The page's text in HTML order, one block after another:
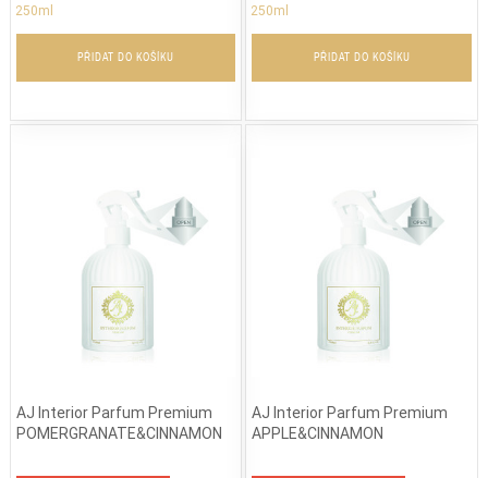
250ml
PŘIDAT DO KOŠÍKU
250ml
PŘIDAT DO KOŠÍKU
AJ Interior Parfum Premium
POMERGRANATE&CINNAMON
AJ Interior Parfum Premium
APPLE&CINNAMON